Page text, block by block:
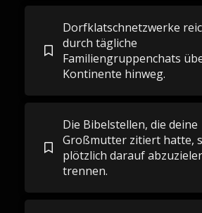
Dorfklatschnetzwerke
durch tägliche
Familiengruppenchats
Kontinente hinweg.
Die Bibelstellen, die deine
Großmutter zitiert hatte,
plötzlich darauf
trennen.